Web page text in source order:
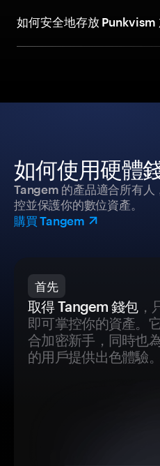
如何安全地存放 Punkvism
如何使用硬體
Tangem 的產品適合所有人
控並保護你的數位資產。
購買 Tangem
首先
取得 Tangem 錢包，
即可掌控你的資產。
合加密新手，同時也
的用戶提供出色體驗。